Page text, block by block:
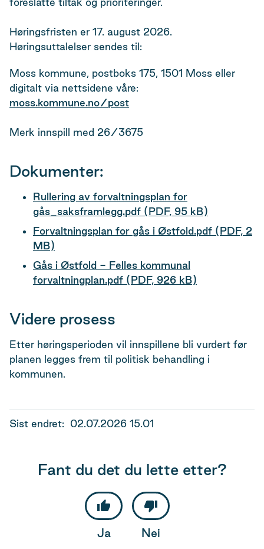
Høringsfristen er 17. august 2026.
Høringsuttalelser sendes til:
Moss kommune, postboks 175, 1501 Moss eller
digitalt via nettsidene våre:
moss.kommune.no/post
Merk innspill med 26/3675
Dokumenter:
Rullering av forvaltningsplan for
gås_saksframlegg.pdf (PDF, 95 kB)
Forvaltningsplan for gås i Østfold.pdf (PDF, 2
MB)
Gås i Østfold - Felles kommunal
forvaltningplan.pdf (PDF, 926 kB)
Videre prosess
Etter høringsperioden vil innspillene bli vurdert før
planen legges frem til politisk behandling i
kommunen.
Sist endret 02.07.2026 15.01
Fant du det du lette etter?
Ja Nei